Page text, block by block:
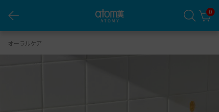
0
オーラルケア
50g 歯ミガキ 1SET(4個入り)